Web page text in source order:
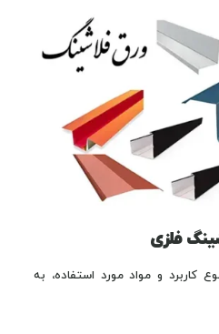
فلزی
کاربرد و مواد مورد استفاده، به